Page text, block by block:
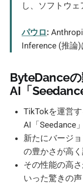
し、ソフトウェ
パウロ:
Inference (推論
ByteDance
AI「
TikTokを運営
AI「Seedance
新たにバージ
の豊かさが高く
その性能の高
いった驚きの